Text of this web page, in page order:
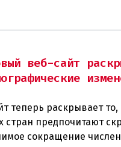
веб-сайт
теперь раскрывает то,
стран предпочитают
сокращение